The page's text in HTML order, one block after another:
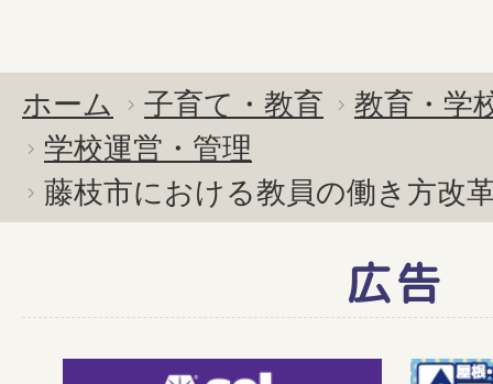
ホーム 子育て・教育
教育・学
学校運営・管理
藤枝市における教員の働き方改
広告